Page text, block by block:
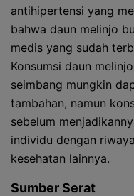
antihipertensi yang
bahwa daun melinjo
medis yang sudah
Konsumsi daun
seimbang mungkin
tambahan, namun
sebelum
individu dengan
kesehatan lainnya.
Sumber Serat